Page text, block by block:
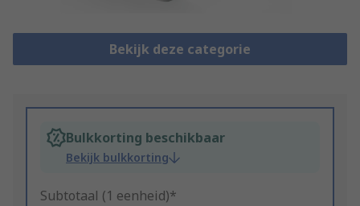
Bekijk deze categorie
Bulkkorting beschikbaar
Bekijk bulkkorting
Subtotaal (1 eenheid)*